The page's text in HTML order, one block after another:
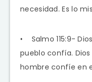
necesidad. Es lo
• Salmo 115:9-
pueblo confía.
hombre confíe en